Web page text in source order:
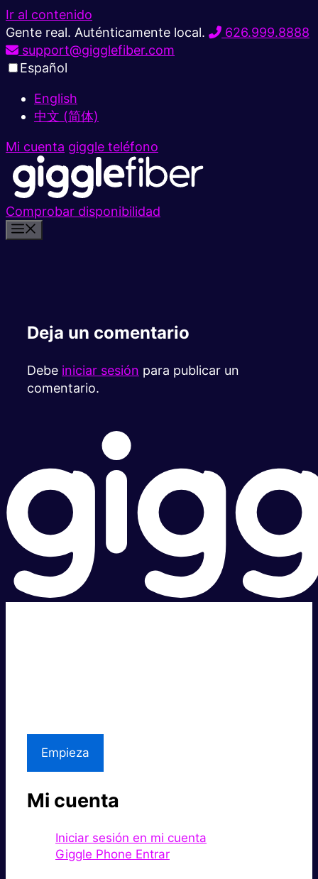
Ir al contenido
Gente real. Auténticamente local.
626.999.8888
support@gigglefiber.com
Español
English
中文 (简体)
Mi cuenta giggle teléfono
Comprobar disponibilidad
Deja un comentario
Debe iniciar sesión para publicar un
comentario.
Empieza
Mi cuenta
Iniciar sesión en mi cuenta
Giggle Phone Entrar